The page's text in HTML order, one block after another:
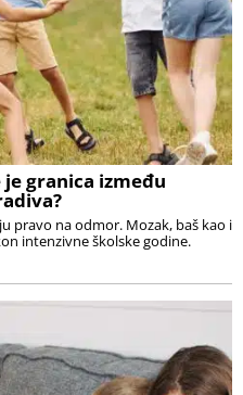
je granica između
pravo na odmor. Mozak, baš kao i
intenzivne školske godine.